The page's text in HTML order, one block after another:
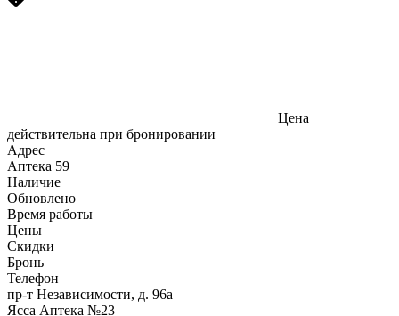
Цена
действительна при бронировании
Адрес
Аптека 59
Наличие
Обновлено
Время работы
Цены
Скидки
Бронь
Телефон
пр-т Независимости, д. 96а
Ясса Аптека №23